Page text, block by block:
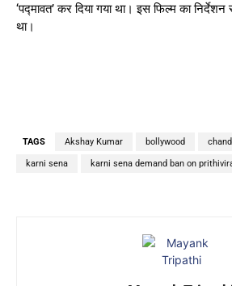
‘पद्मावत’ कर दिया गया था। इस फिल्म का
था।
TAGS Akshay Kumar bollywood
karni sena karni sena demand ban on